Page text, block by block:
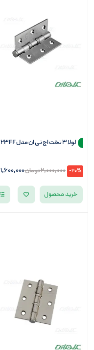
لولا 3 تخت اچ تی ان مدل 323FF
-20%
2,000,000تومان1,600,000
خرید محصول